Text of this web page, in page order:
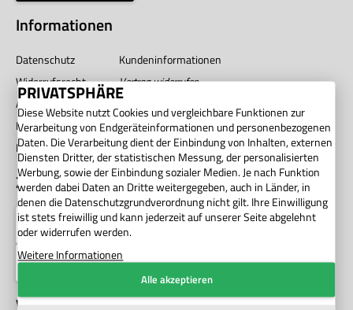
Informationen
Datenschutz
Kundeninformationen
Widerrufsrecht
Vertrag widerrufen
AGB
Impressum
Barrierefreiheit
Unternehmen
Privatsphäre
Zahlung
Versand
PRIVATSPHÄRE
Diese Website nutzt Cookies und vergleichbare Funktionen zur
Verarbeitung von Endgeräteinformationen und personenbezogenen
Daten. Die Verarbeitung dient der Einbindung von Inhalten, externen
Diensten Dritter, der statistischen Messung, der personalisierten
Werbung, sowie der Einbindung sozialer Medien. Je nach Funktion
werden dabei Daten an Dritte weitergegeben, auch in Länder, in
denen die Datenschutzgrundverordnung nicht gilt. Ihre Einwilligung
ist stets freiwillig und kann jederzeit auf unserer Seite abgelehnt
oder widerrufen werden.
Weitere Informationen
Alle akzeptieren